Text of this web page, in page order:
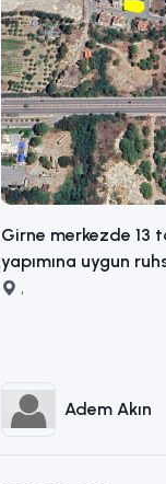
Girne merkezde 13
yapımına uygun
satılık arsa
,
Adem Akın